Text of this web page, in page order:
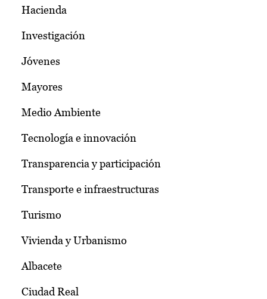
Hacienda
Investigación
Jóvenes
Mayores
Medio Ambiente
Tecnología e innovación
Transparencia y participación
Transporte e infraestructuras
Turismo
Vivienda y Urbanismo
Albacete
Ciudad Real